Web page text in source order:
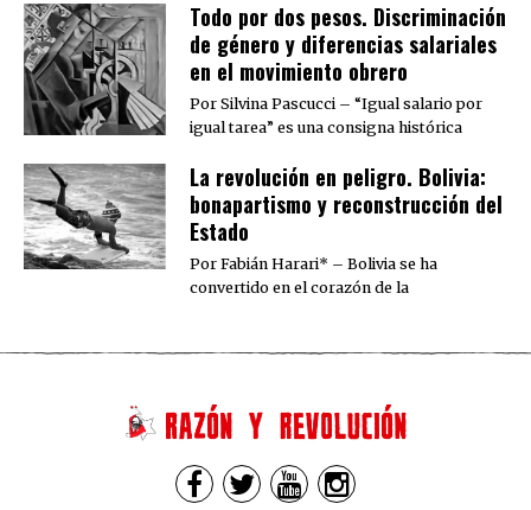
Todo por dos pesos. Discriminación
de género y diferencias salariales
en el movimiento obrero
Por Silvina Pascucci – “Igual salario por
igual tarea” es una consigna histórica
La revolución en peligro. Bolivia:
bonapartismo y reconstrucción del
Estado
Por Fabián Harari* – Bolivia se ha
convertido en el corazón de la